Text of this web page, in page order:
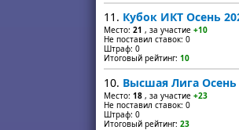
11. Кубок ИКТ Осень
Место: 21 , за участие +10
Не поставил ставок: 0
Штраф: 0
Итоговый рейтинг: 10
10. Высшая Лига Осень
Место: 18 , за участие +23
Не поставил ставок: 0
Штраф: 0
Итоговый рейтинг: 23